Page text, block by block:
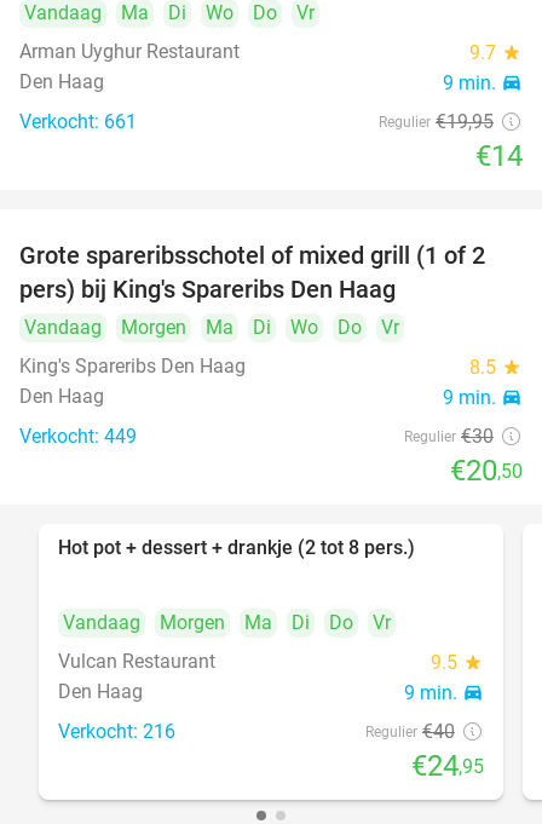
Vandaag Ma Di Wo Do
Vr
Arman Uyghur Restaurant
9.7 star
Den Haag 9 min. directions_car
Verkocht: 661 Regulier €19,95
€14
32%
Grote spareribsschotel of mixed grill (1 of 2
pers) bij King's Spareribs Den Haag
Vandaag Morgen Ma Di Wo Do
Vr
King's Spareribs Den Haag
8.5 star
Den Haag 9 min. directions_car
Verkocht: 449 Regulier €30
€20,50
Hot pot + dessert + drankje (2 tot 8 pers.)
Vandaag Morgen Ma Di Do
Vr
Vulcan Restaurant
9.5 star
Den Haag 9 min. directions_car
Verkocht: 216 Regulier €40
€24,95